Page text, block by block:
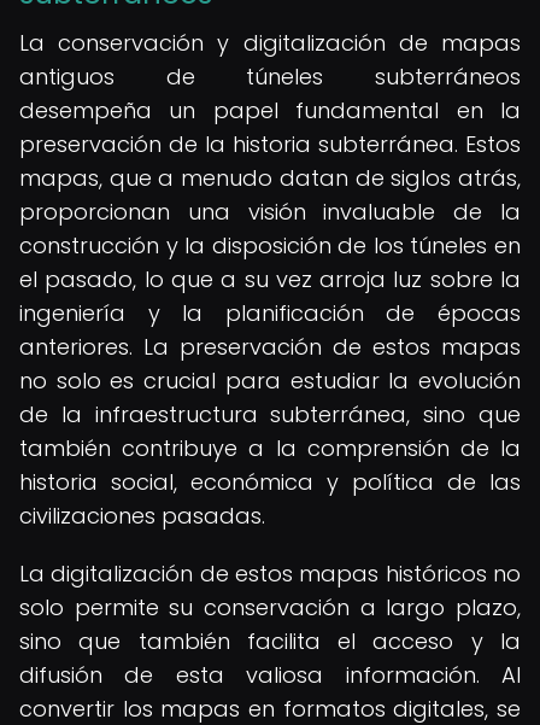
La conservación y digitalización de mapas
antiguos de túneles subterráneos
desempeña un papel fundamental en la
preservación de la historia subterránea. Estos
mapas, que a menudo datan de siglos atrás,
proporcionan una visión invaluable de la
construcción y la disposición de los túneles en
el pasado, lo que a su vez arroja luz sobre la
ingeniería y la planificación de épocas
anteriores. La preservación de estos mapas
no solo es crucial para estudiar la evolución
de la infraestructura subterránea, sino que
también contribuye a la comprensión de la
historia social, económica y política de las
civilizaciones pasadas.
La digitalización de estos mapas históricos no
solo permite su conservación a largo plazo,
sino que también facilita el acceso y la
difusión de esta valiosa información. Al
convertir los mapas en formatos digitales, se